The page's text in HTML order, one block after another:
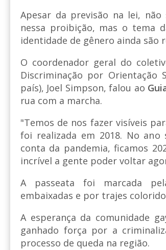
Apesar da previsão na lei,
nessa proibição, mas o tema
identidade de gênero ainda são
O coordenador geral do
Discriminação por Orientação
país), Joel Simpson, falou ao
rua com a marcha.
"Temos de nos fazer visíveis
foi realizada em 2018. No
conta da pandemia, ficamos
incrível a gente poder voltar
A passeata foi marcada
embaixadas e por trajes
A esperança da comunidade
ganhado força por a
processo de queda na região.